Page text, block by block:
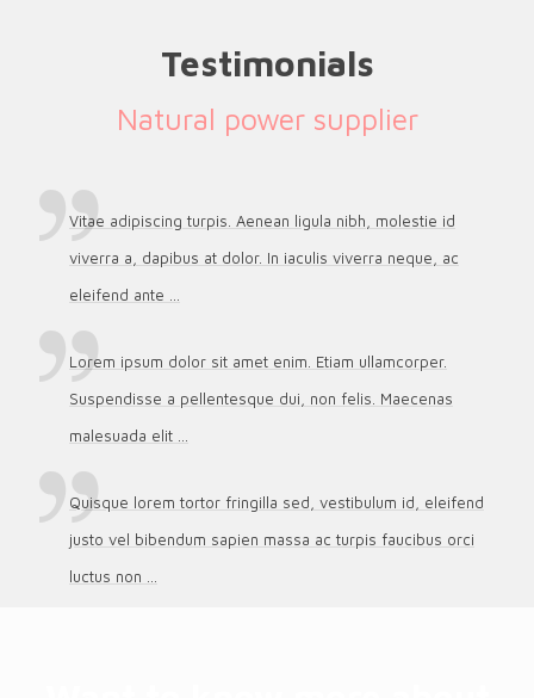
Testimonials
Natural power supplier
Vitae adipiscing turpis. Aenean ligula nibh, molestie id
viverra a, dapibus at dolor. In iaculis viverra neque, ac
eleifend ante ...
Lorem ipsum dolor sit amet enim. Etiam ullamcorper.
Suspendisse a pellentesque dui, non felis. Maecenas
malesuada elit ...
Quisque lorem tortor fringilla sed, vestibulum id, eleifend
justo vel bibendum sapien massa ac turpis faucibus orci
luctus non ...